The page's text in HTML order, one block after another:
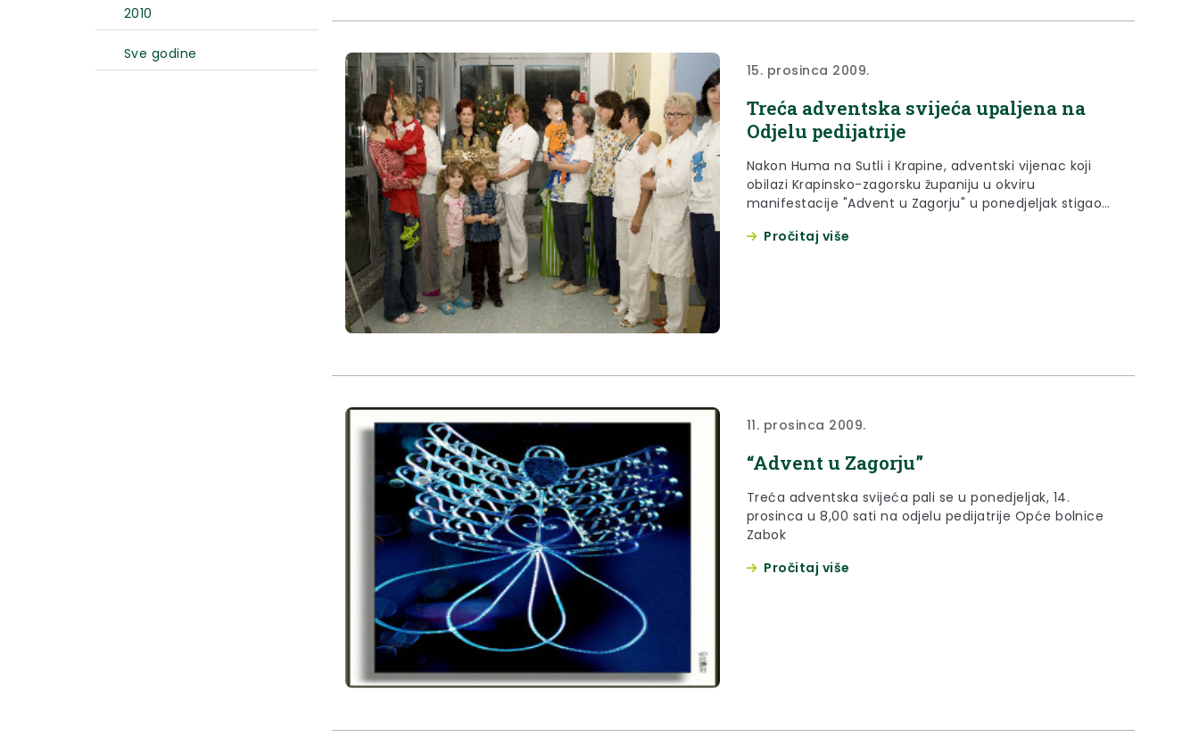
2010
Sve godine
15. prosinca 2009.
Treća adventska svijeća upaljena na
Odjelu pedijatrije
Nakon Huma na Sutli i Krapine, adventski vijenac koji
obilazi Krapinsko-zagorsku županiju u okviru
manifestacije "Advent u Zagorju" u ponedjeljak stigao
Pročitaj više
11. prosinca 2009.
“Advent u Zagorju”
Treća adventska svijeća pali se u ponedjeljak, 14.
prosinca u 8,00 sati na odjelu pedijatrije Opće bolnice
Zabok
Pročitaj više